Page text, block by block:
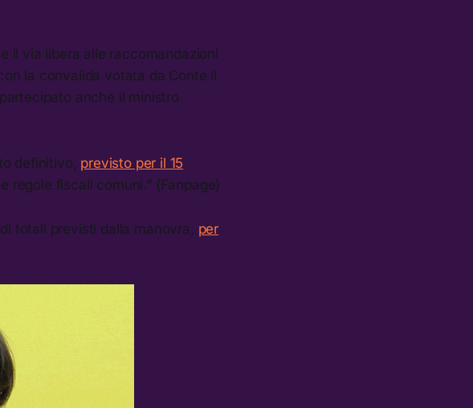
il via libera alle raccomandazioni
con la convalida votata da Conte il
anche il ministro
definitivo, previsto per il 15
regole fiscali comuni.” (Fanpage)
totali previsti dalla manovra, per